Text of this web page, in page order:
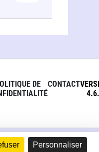
Personnaliser
DE
CONTACT